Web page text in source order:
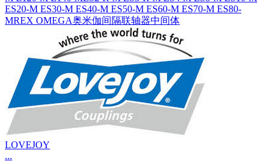
ES20-M ES30-M ES40-M ES50-M ES60-M ES70-M ES80-
MREX OMEGA奥米伽间隔联轴器中间体
LOVEJOY
...